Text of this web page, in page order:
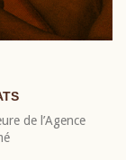
de l’Agence